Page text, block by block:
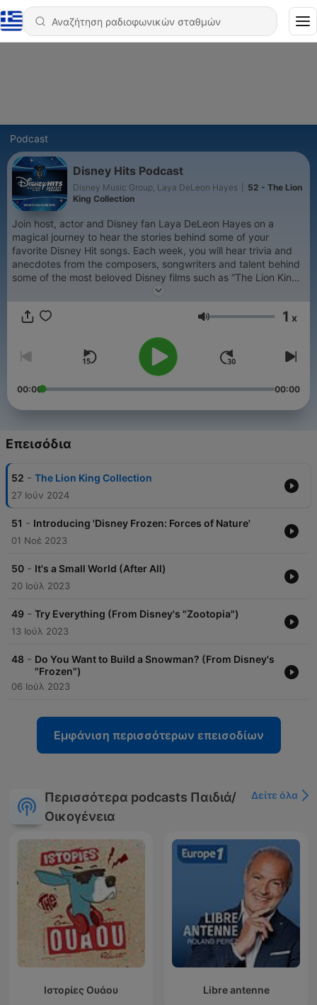
Podcast
Disney Hits Podcast
Disney Music Group, Laya DeLeon Hayes
52 - The Lion
King Collection
Join host, actor and Disney fan Laya DeLeon Hayes on a
magical journey to hear the stories behind some of your
favorite Disney Hit songs. Each week, you will hear trivia and
anecdotes from the composers, songwriters and talent behind
some of the most beloved Disney films such as “The Lion King,”
“Frozen,” “Coco,” “Moana,” “Encanto” and so much more!
Ένταση 1 x
00:00 00:00
Επεισόδια
52 - The Lion King Collection
27 Ιούν 2024
51 - Introducing 'Disney Frozen: Forces of Nature'
01 Νοέ 2023
50 - It's a Small World (After All)
20 Ιούλ 2023
49 - Try Everything (From Disney's "Zootopia")
13 Ιούλ 2023
48 - Do You Want to Build a Snowman? (From Disney's
"Frozen")
06 Ιούλ 2023
Εμφάνιση περισσότερων επεισοδίων
Περισσότερα podcasts Παιδιά/
Οικογένεια
Δείτε όλα
Ιστορίες Ουάου Libre antenne